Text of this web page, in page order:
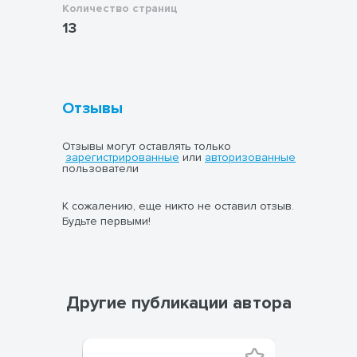
Количество страниц
13
Отзывы
Отзывы могут оставлять только
зарегистрированные или авторизованные
пользователи
К сожалению, еще никто не оставил отзыв.
Будьте первыми!
Другие публикации автора